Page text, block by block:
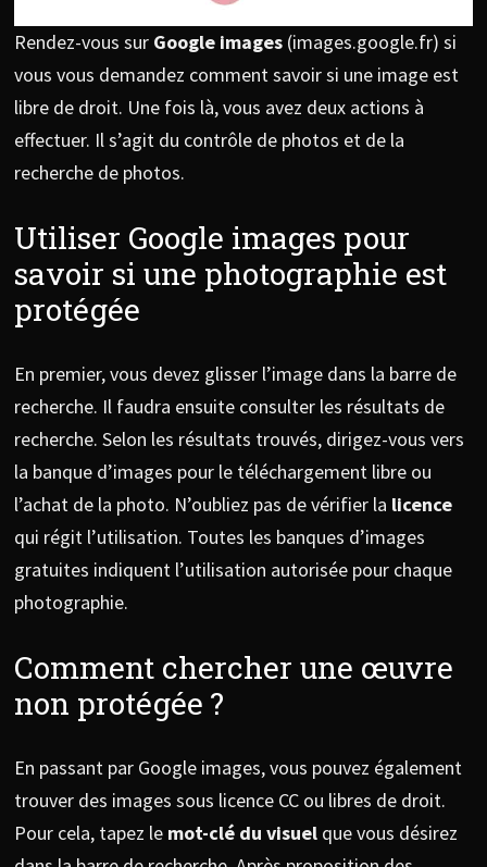
Rendez-vous sur Google images(images.google.fr) si
vous vous demandez comment savoir si une image est
libre de droit. Une fois là, vous avez deux actions à
effectuer. Il s’agit du contrôle de photos et de la
recherche de photos.
Utiliser Google images pour
savoir si une photographie est
protégée
En premier, vous devez glisser l’image dans la barre de
recherche. Il faudra ensuite consulter les résultats de
recherche. Selon les résultats trouvés, dirigez-vous vers
la banque d’images pour le téléchargement libre ou
l’achat de la photo. N’oubliez pas de vérifier la licence
qui régit l’utilisation. Toutes les banques d’images
gratuites indiquent l’utilisation autorisée pour chaque
photographie.
Comment chercher une œuvre
non protégée ?
En passant par Google images, vous pouvez également
trouver des images sous licence CC ou libres de droit.
Pour cela, tapez le mot-clé du visuel que vous désirez